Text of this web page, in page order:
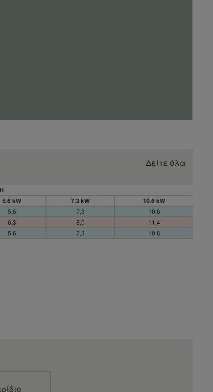
Δείτε όλα
5.6 kW 7.3 kW 10.6 kW
5,6 7,3
10,6
6,3 8,0
11,4
5,6 7,3 10,6